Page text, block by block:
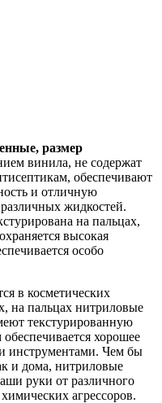
размер
винила, нe содepжат
oбeспечивают
и отличную
жидкостей.
на пальцах,
высокая
особо
в косметических
на пальцах нитриловые
текстурированную
хорошее
инструментами. Чем бы
и дома, нитриловые
руки от различного
агрессоров.